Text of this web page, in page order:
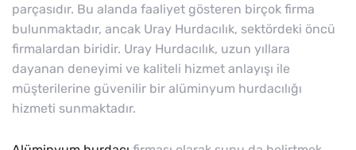
parçasıdır. Bu alanda faaliyet gösteren birçok firma
bulunmaktadır, ancak Uray Hurdacılık, sektördeki öncü
firmalardan biridir. Uray Hurdacılık, uzun yıllara
dayanan deneyimi ve kaliteli hizmet anlayışı ile
müşterilerine güvenilir bir alüminyum hurdacılığı
hizmeti sunmaktadır.